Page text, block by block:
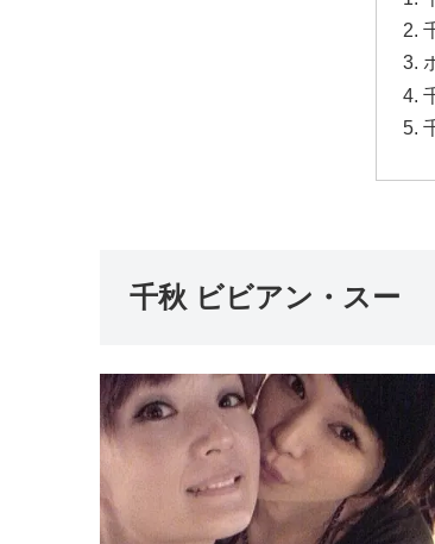
千秋 ビビアン・スー